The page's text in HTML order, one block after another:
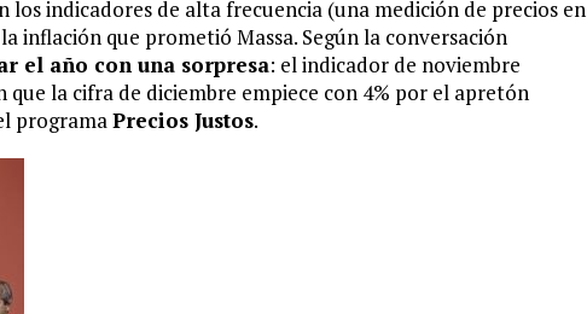
los indicadores de alta frecuencia (una medición de precios en
inflación que prometió Massa. Según la conversación
el año con una sorpresa: el indicador de noviembre
la cifra de diciembre empiece con 4% por el apretón
programaPrecios Justos.